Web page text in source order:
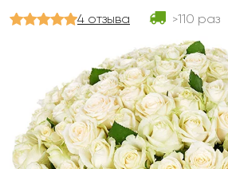
4 отзыва >110 раз